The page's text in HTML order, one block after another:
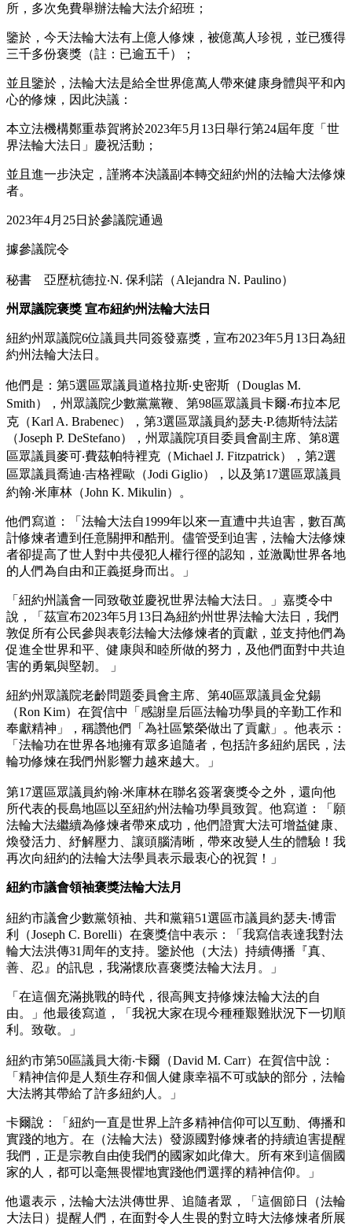
所，多次免費舉辦法輪大法介紹班；
鑒於，今天法輪大法有上億人修煉，被億萬人珍視，並已獲得
三千多份褒獎（註：已逾五千）；
並且鑒於，法輪大法是給全世界億萬人帶來健康身體與平和內
心的修煉，因此決議：
本立法機構鄭重恭賀將於2023年5月13日舉行第24屆年度「世
界法輪大法日」慶祝活動；
並且進一步決定，謹將本決議副本轉交紐約州的法輪大法修煉
者。
2023年4月25日於參議院通過
據參議院令
秘書 亞歷杭德拉‧N. 保利諾（Alejandra N. Paulino）
州眾議院褒獎 宣布紐約州法輪大法日
紐約州眾議院6位議員共同簽發嘉獎，宣布2023年5月13日為紐
約州法輪大法日。
他們是：第5選區眾議員道格拉斯‧史密斯（Douglas M.
Smith），州眾議院少數黨黨鞭、第98區眾議員卡爾‧布拉本尼
克（Karl A. Brabenec），第3選區眾議員約瑟夫‧P.德斯特法諾
（Joseph P. DeStefano），州眾議院項目委員會副主席、第8選
區眾議員麥可‧費茲帕特裡克（Michael J. Fitzpatrick），第2選
區眾議員喬迪‧吉格裡歐（Jodi Giglio），以及第17選區眾議員
約翰‧米庫林（John K. Mikulin）。
他們寫道：「法輪大法自1999年以來一直遭中共迫害，數百萬
計修煉者遭到任意關押和酷刑。儘管受到迫害，法輪大法修煉
者卻提高了世人對中共侵犯人權行徑的認知，並激勵世界各地
的人們為自由和正義挺身而出。」
「紐約州議會一同致敬並慶祝世界法輪大法日。」嘉獎令中
說，「茲宣布2023年5月13日為紐約州世界法輪大法日，我們
敦促所有公民參與表彰法輪大法修煉者的貢獻，並支持他們為
促進全世界和平、健康與和睦所做的努力，及他們面對中共迫
害的勇氣與堅韌。 」
紐約州眾議院老齡問題委員會主席、第40區眾議員金兌錫
（Ron Kim）在賀信中「感謝皇后區法輪功學員的辛勤工作和
奉獻精神」，稱讚他們「為社區繁榮做出了貢獻」。他表示：
「法輪功在世界各地擁有眾多追隨者，包括許多紐約居民，法
輪功修煉在我們州影響力越來越大。」
第17選區眾議員約翰‧米庫林在聯名簽署褒獎令之外，還向他
所代表的長島地區以至紐約州法輪功學員致賀。他寫道：「願
法輪大法繼續為修煉者帶來成功，他們證實大法可增益健康、
煥發活力、紓解壓力、讓頭腦清晰，帶來改變人生的體驗！我
再次向紐約的法輪大法學員表示最衷心的祝賀！」
紐約市議會領袖褒獎法輪大法月
紐約市議會少數黨領袖、共和黨籍51選區市議員約瑟夫‧博雷
利（Joseph C. Borelli）在褒獎信中表示：「我寫信表達我對法
輪大法洪傳31周年的支持。鑒於他（大法）持續傳播『真、
善、忍』的訊息，我滿懷欣喜褒獎法輪大法月。」
「在這個充滿挑戰的時代，很高興支持修煉法輪大法的自
由。」他最後寫道，「我祝大家在現今種種艱難狀況下一切順
利。致敬。」
紐約市第50區議員大衛‧卡爾（David M. Carr）在賀信中說：
「精神信仰是人類生存和個人健康幸福不可或缺的部分，法輪
大法將其帶給了許多紐約人。」
卡爾說：「紐約一直是世界上許多精神信仰可以互動、傳播和
實踐的地方。在（法輪大法）發源國對修煉者的持續迫害提醒
我們，正是宗教自由使我們的國家如此偉大。所有來到這個國
家的人，都可以毫無畏懼地實踐他們選擇的精神信仰。」
他還表示，法輪大法洪傳世界、追隨者眾，「這個節日（法輪
大法日）提醒人們，在面對令人生畏的對立時大法修煉者所展